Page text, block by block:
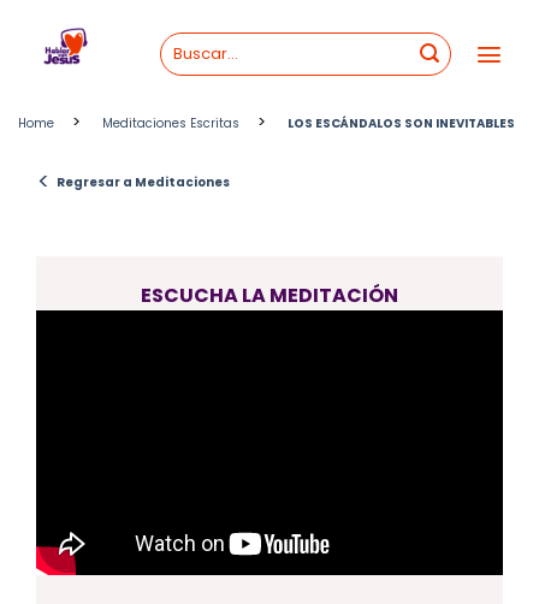
content
Home > Meditaciones Escritas > LOS ESCÁNDALOS SON INEVITABLES
< Regresar a Meditaciones
ESCUCHA LA MEDITACIÓN